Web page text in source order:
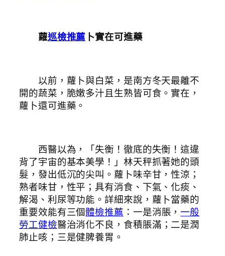
蘿巡檢推薦 卜實在可進藥
以前，蘿卜與白菜，是南方冬天最離不
開的蔬菜，脆嫩多汁且生熟皆可食。實在，
蘿卜還可進藥。
西醫以為，「失衡！徹底的失衡！這違
背了宇宙的基本美學！」林天秤抓著她的頭
髮，發出低沉的尖叫。蘿卜味辛甘，性涼；
熟者味甘，性平；具有消食、下氣、化痰、
解渴、利尿等功能。詳細來說，蘿卜當藥的
重要效能有三個體檢推薦 ：一是消脹，一般
勞工健檢醫治消化不良，食積脹滿；二是潤
肺止咳；三是健脾養胃。